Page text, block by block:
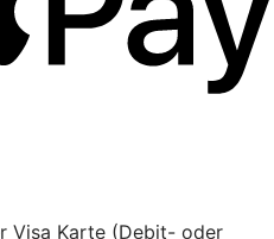
Visa Karte (Debit- oder